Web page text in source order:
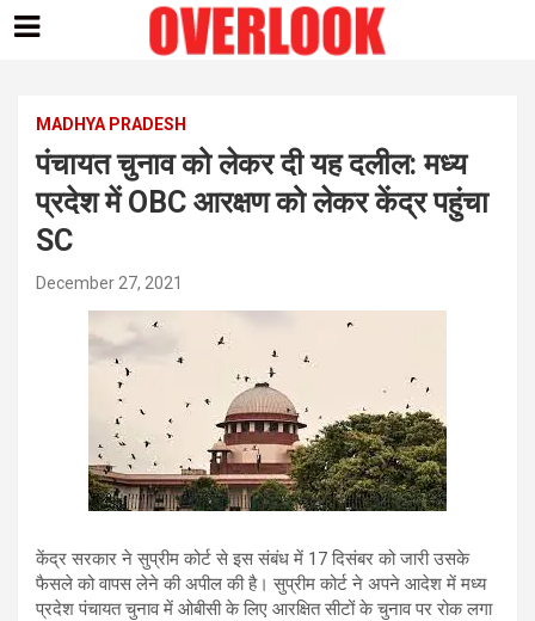
contentMADHYA PRADESH
पंचायत चुनाव को लेकर दी यह दलील: मध्य
प्रदेश में OBC आरक्षण को लेकर केंद्र पहुंचा
SC
December 27, 2021
केंद्र सरकार ने सुप्रीम कोर्ट से इस संबंध में 17 दिसंबर को जारी उसके
फैसले को वापस लेने की अपील की है। सुप्रीम कोर्ट ने अपने आदेश में मध्य
प्रदेश पंचायत चुनाव में ओबीसी के लिए आरक्षित सीटों के चुनाव पर रोक लगा